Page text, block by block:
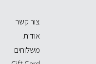
צור קשר
אודות
משלוחים